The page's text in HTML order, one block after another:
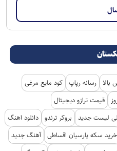
بالا رسانه رپاپ کود مایع مرغی
قیمت ترازو دیجیتال
لیست جدید بروکر ترندو دانلود اهنگ
خرید سکه پارسیان اقساطی آهنگ جدید